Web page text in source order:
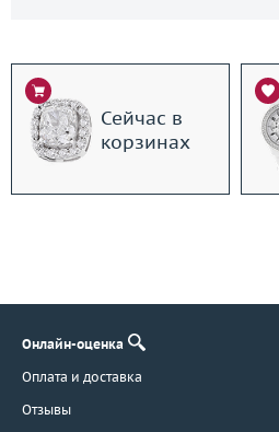
Сейчас в
корзинах
Онлайн-оценка
Оплата и доставка
Отзывы